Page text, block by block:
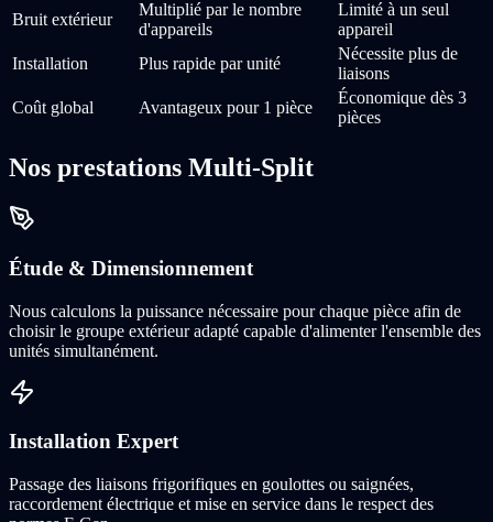
Bruit extérieur
Multiplié par le nombre
d'appareils
Limité à un seul
appareil
Installation
Plus rapide par unité
Nécessite plus de
liaisons
Coût global
Avantageux pour 1 pièce
Économique dès 3
pièces
Nos prestations Multi-Split
Étude & Dimensionnement
Nous calculons la puissance nécessaire pour chaque pièce afin de
choisir le groupe extérieur adapté capable d'alimenter l'ensemble des
unités simultanément.
Installation Expert
Passage des liaisons frigorifiques en goulottes ou saignées,
raccordement électrique et mise en service dans le respect des